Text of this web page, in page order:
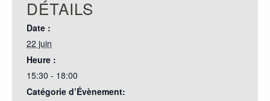
DÉTAILS
Date :
22 juin
Heure :
15:30 - 18:00
Catégorie d’Évènement: